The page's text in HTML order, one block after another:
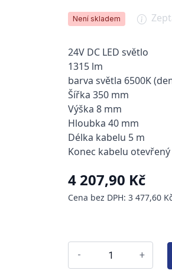
Není skladem
24V DC LED světlo
1315 lm
barva světla 6500K
Šířka 350 mm
Výška 8 mm
Hloubka 40 mm
Délka kabelu 5 m
Konec kabelu otevřený
4 207,90 Kč
Cena bez DPH: 3 477,60
- +